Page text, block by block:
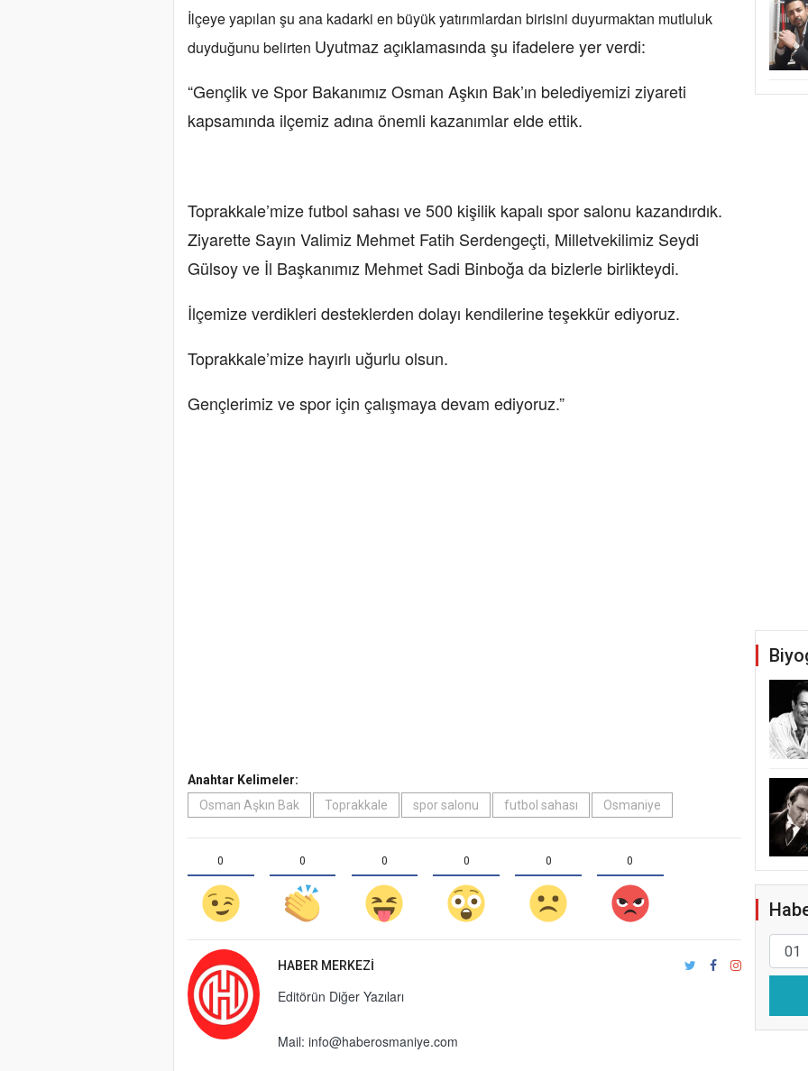
İlçeye yapılan şu ana kadarki en büyük yatırımlardan birisini duyurmaktan mutluluk
duyduğunu belirten Uyutmaz açıklamasında şu ifadelere yer verdi:
“Gençlik ve Spor Bakanımız Osman Aşkın Bak’ın belediyemizi ziyareti
kapsamında ilçemiz adına önemli kazanımlar elde ettik.
Toprakkale’mize futbol sahası ve 500 kişilik kapalı spor salonu kazandırdık.
Ziyarette Sayın Valimiz Mehmet Fatih Serdengeçti, Milletvekilimiz Seydi
Gülsoy ve İl Başkanımız Mehmet Sadi Binboğa da bizlerle birlikteydi.
İlçemize verdikleri desteklerden dolayı kendilerine teşekkür ediyoruz.
Toprakkale’mize hayırlı uğurlu olsun.
Gençlerimiz ve spor için çalışmaya devam ediyoruz.”
Anahtar Kelimeler:
Osman Aşkın Bak
Toprakkale spor salonu futbol sahası Osmaniye
0 0 0 0 0 0
HABER MERKEZI
Editörün Diğer Yazıları
Mail: info@haberosmaniye.com